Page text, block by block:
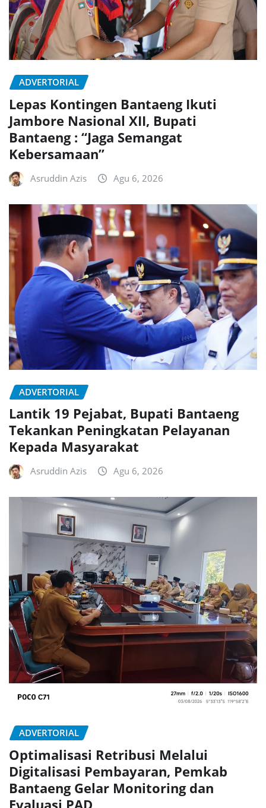
ADVERTORIAL
Lepas Kontingen Bantaeng Ikuti
Jambore Nasional XII, Bupati
Bantaeng : “Jaga Semangat
Kebersamaan”
Asruddin Azis Agu 6, 2026
ADVERTORIAL
Lantik 19 Pejabat, Bupati Bantaeng
Tekankan Peningkatan Pelayanan
Kepada Masyarakat
Asruddin Azis Agu 6, 2026
ADVERTORIAL
Optimalisasi Retribusi Melalui
Digitalisasi Pembayaran, Pemkab
Bantaeng Gelar Monitoring dan
Evaluasi PAD